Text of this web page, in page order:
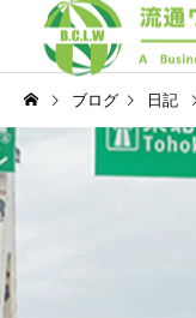
ブログ 日記